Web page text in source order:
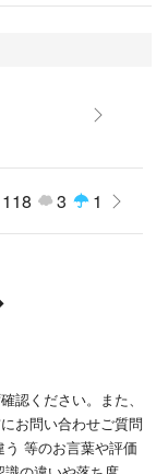
118 3 1
認ください。また、
お問い合わせご質問
等のお言葉や評価